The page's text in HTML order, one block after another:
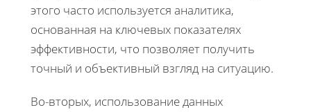
этого часто используется аналитика,
основанная на ключевых показателях
эффективности, что позволяет получить
точный и объективный взгляд на ситуацию.
Во-вторых, использование данных